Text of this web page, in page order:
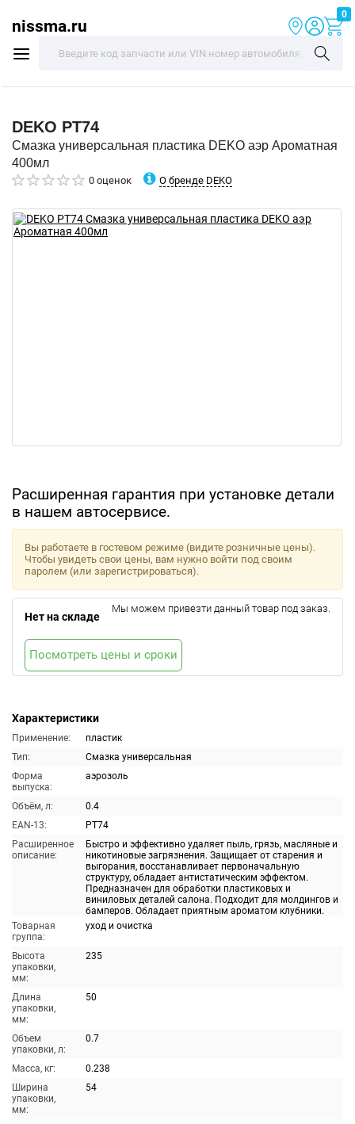
nissma.ru
0
DEKO PT74
Смазка универсальная пластика DEKO аэр Ароматная
400мл
0 оценок О бренде DEKO
Расширенная гарантия при установке детали
в нашем автосервисе.
Характеристики
Применение:
пластик
Тип:
Смазка универсальная
Форма
выпуска:
аэрозоль
Объём, л:
0.4
EAN-13:
PT74
Расширенное
описание:
Быстро и эффективно удаляет пыль, грязь, масляные и
никотиновые загрязнения. Защищает от старения и
выгорания, восстанавливает первоначальную
структуру, обладает антистатическим эффектом.
Предназначен для обработки пластиковых и
виниловых деталей салона. Подходит для молдингов и
бамперов. Обладает приятным ароматом клубники.
Товарная
группа:
уход и очистка
Высота
упаковки,
мм:
235
Длина
упаковки,
мм:
50
Объем
упаковки, л:
0.7
Масса, кг:
0.238
Ширина
упаковки,
мм:
54
Вы работаете в гостевом режиме (видите розничные цены).
Чтобы увидеть свои цены, вам нужно войти под своим
паролем (или зарегистрироваться).
Нет на складе
Мы можем привезти данный товар под заказ.
Посмотреть цены и сроки